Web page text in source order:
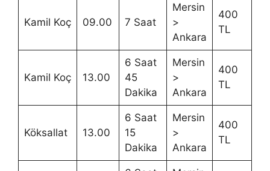
Kamil Koç 09.00 7 Saat
Mersin
>
Ankara
400
TL
Kamil Koç 13.00
6 Saat
45
Dakika
Mersin
>
Ankara
400
TL
Köksallat 13.00
6 Saat
15
Dakika
Mersin
>
Ankara
400
TL